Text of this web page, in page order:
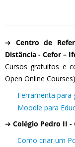
➔ Centro de
Distância - Cefor –
Cursos gratuitos e
Open Online
Ferramenta para
Moodle para
➔ Colégio Pedro II -
Como criar um